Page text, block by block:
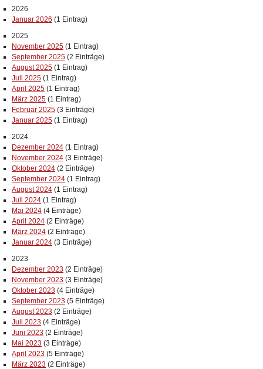
2026
Januar 2026 (1 Eintrag)
2025
November 2025 (1 Eintrag)
September 2025 (2 Einträge)
August 2025 (1 Eintrag)
Juli 2025 (1 Eintrag)
April 2025 (1 Eintrag)
März 2025 (1 Eintrag)
Februar 2025 (3 Einträge)
Januar 2025 (1 Eintrag)
2024
Dezember 2024 (1 Eintrag)
November 2024 (3 Einträge)
Oktober 2024 (2 Einträge)
September 2024 (1 Eintrag)
August 2024 (1 Eintrag)
Juli 2024 (1 Eintrag)
Mai 2024 (4 Einträge)
April 2024 (2 Einträge)
März 2024 (2 Einträge)
Januar 2024 (3 Einträge)
2023
Dezember 2023 (2 Einträge)
November 2023 (3 Einträge)
Oktober 2023 (4 Einträge)
September 2023 (5 Einträge)
August 2023 (2 Einträge)
Juli 2023 (4 Einträge)
Juni 2023 (2 Einträge)
Mai 2023 (3 Einträge)
April 2023 (5 Einträge)
März 2023 (2 Einträge)